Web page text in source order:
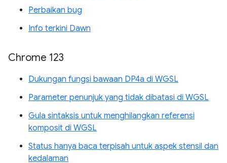
Perbaikan bug
Info terkini Dawn
Chrome 123
Dukungan fungsi bawaan DP4a di WGSL
Parameter penunjuk yang tidak dibatasi di WGSL
Gula sintaksis untuk menghilangkan referensi
komposit di WGSL
Status hanya baca terpisah untuk aspek stensil dan
kedalaman